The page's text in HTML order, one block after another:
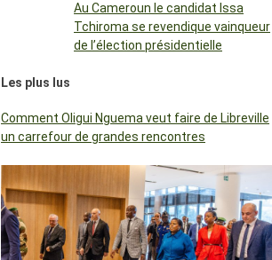
Au Cameroun le candidat Issa
Tchiroma se revendique vainqueur
de l’élection présidentielle
Les plus lus
Comment Oligui Nguema veut faire de Libreville
un carrefour de grandes rencontres